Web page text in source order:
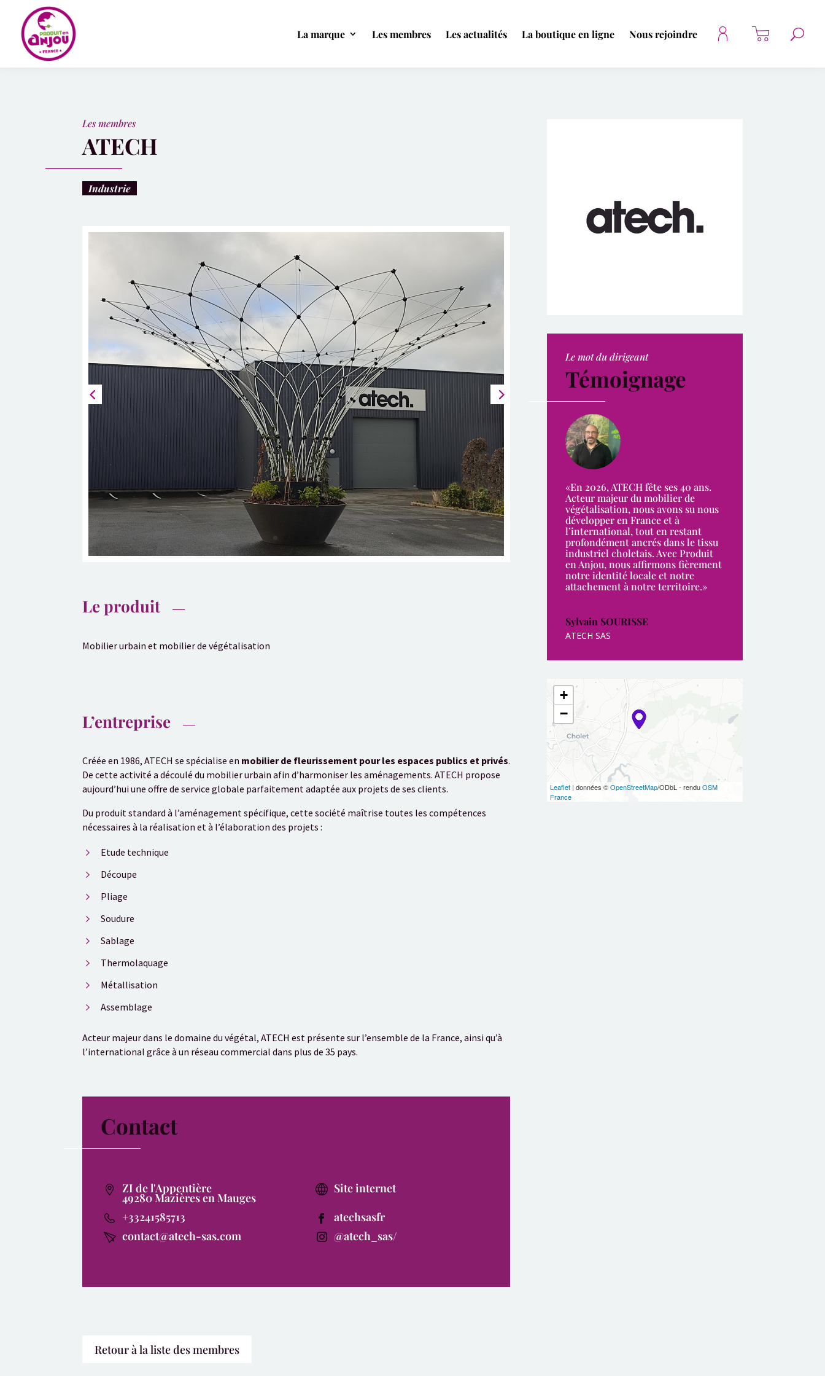
La marque Les membres Les actualités La boutique en ligne Nous rejoindre
Les membres
ATECH
Industrie
Le produit
Mobilier urbain et mobilier de végétalisation
L’entreprise
Créée en 1986, ATECH se spécialise en mobilier de fleurissement pour les espaces publics et privés.
De cette activité a découlé du mobilier urbain afin d’harmoniser les aménagements. ATECH propose
aujourd’hui une offre de service globale parfaitement adaptée aux projets de ses clients.
Du produit standard à l’aménagement spécifique, cette société maîtrise toutes les compétences
nécessaires à la réalisation et à l’élaboration des projets :
Etude technique
Découpe
Pliage
Soudure
Sablage
Thermolaquage
Métallisation
Assemblage
Acteur majeur dans le domaine du végétal, ATECH est présente sur l’ensemble de la France, ainsi qu’à
l’international grâce à un réseau commercial dans plus de 35 pays.
Contact
ZI de l'Appentière
49280 Mazières en Mauges
Site internet
+33241585713
atechsasfr
contact@atech-sas.com
@atech_sas/
Retour à la liste des membres
Le mot du dirigeant
Témoignage
«En 2026, ATECH fête ses 40 ans.
Acteur majeur du mobilier de
végétalisation, nous avons su nous
développer en France et à
l’international, tout en restant
profondément ancrés dans le tissu
industriel choletais. Avec Produit
en Anjou, nous affirmons fièrement
notre identité locale et notre
attachement à notre territoire.»
Sylvain SOURISSE
ATECH SAS
+
−
Leaflet| données ©OpenStreetMap/ODbL - renduOSM
France
Panneau de gestion des cookies